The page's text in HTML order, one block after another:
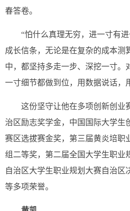
春答卷。
“怕什么真理无穷，进一寸有
成长信条，无论是在复杂的成本测
中，都坚持多走一步、深挖一寸。
一寸细节都做到位，用数据说话，
这份坚守让他在多项创新创业
治区励志奖学金，中国国际大学生
赛区选拔赛金奖，第三届黄炎培职
组二等奖，第二届全国大学生职业
自治区大学生职业规划大赛自治区
等多项荣誉。